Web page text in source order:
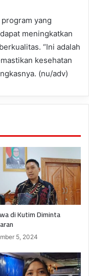
yang
meningkatkan
“Ini adalah
kesehatan
(nu/adv)
di Kutim Diminta
5, 2024